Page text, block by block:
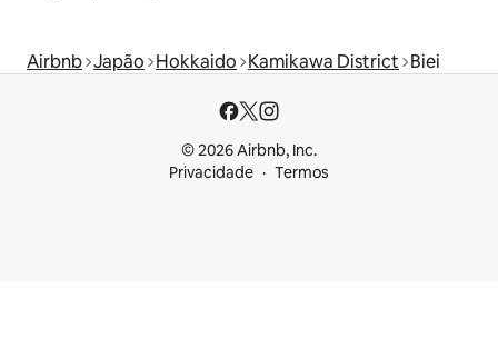
Airbnb Japão Hokkaido Kamikawa District Biei
© 2026 Airbnb, Inc.
Privacidade
Termos